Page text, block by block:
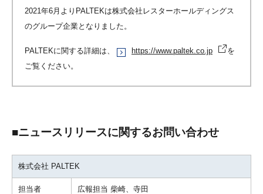
2021年6月よりPALTEKは株式会社レスターホールディングス
のグループ企業となりました。
PALTEKに関する詳細は、 https://www.paltek.co.jp
を
ご覧ください。
■ニュースリリースに関するお問い合わせ
株式会社 PALTEK
担当者 広報担当 柴崎、寺田